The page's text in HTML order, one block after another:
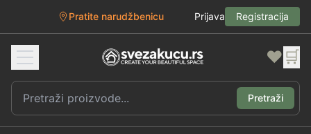
Pratite narudžbenicu Prijava Registracija
❤️ 🛒
Pretraži